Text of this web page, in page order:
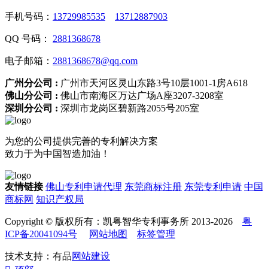
手机号码： 13729985535 13712887903
QQ 号码： 2881368678
电子邮箱： 2881368678@qq.com
广州分公司 : 广州市天河区灵山东路3号10层1001-1房A618
佛山分公司 : 佛山市南海区万达广场A座3207-3208室
深圳分公司 : 深圳市龙岗区碧新路2055号205室
为您的公司提供完善的专利解决方案
致力于为中国智造加油！
友情链接 佛山专利申请代理 东莞商标注册 东莞专利申请 中国
商标网 知识产权局
Copyright © 版权所有：凯粤智华专利事务所 2013-2026 粤
ICP备20041094号
网站地图 标签管理
技术支持：有品网站建设